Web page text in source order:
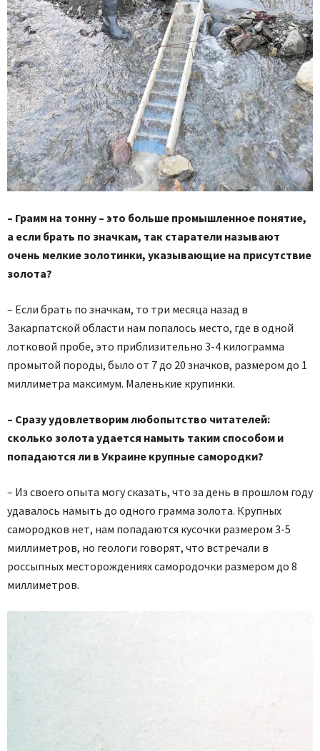
– Грамм на тонну – это больше промышленное понятие,
а если брать по значкам, так старатели называют
очень мелкие золотинки, указывающие на присутствие
золота?
– Если брать по значкам, то три месяца назад в
Закарпатской области нам попалось место, где в одной
лотковой пробе, это приблизительно 3-4 килограмма
промытой породы, было от 7 до 20 значков, размером до 1
миллиметра максимум. Маленькие крупинки.
– Сразу удовлетворим любопытство читателей:
сколько золота удается намыть таким способом и
попадаются ли в Украине крупные самородки?
– Из своего опыта могу сказать, что за день в прошлом году
удавалось намыть до одного грамма золота. Крупных
самородков нет, нам попадаются кусочки размером 3-5
миллиметров, но геологи говорят, что встречали в
россыпных месторождениях самородочки размером до 8
миллиметров.